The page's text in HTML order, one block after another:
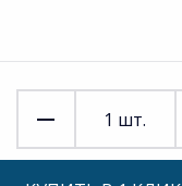
1 шт.